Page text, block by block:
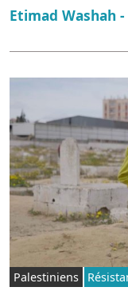
Etimad Washah
Palestiniens